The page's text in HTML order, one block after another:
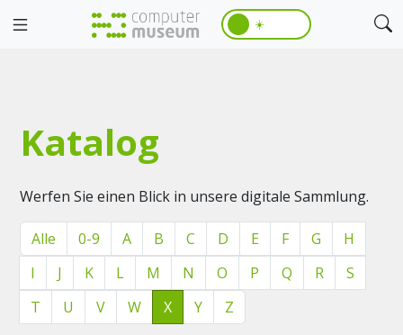
☀️
Katalog
Werfen Sie einen Blick in unsere digitale Sammlung.
Alle 0-9 A B C D E F G
H
I
J K L M N O P Q R
S
T
U V W X Y Z